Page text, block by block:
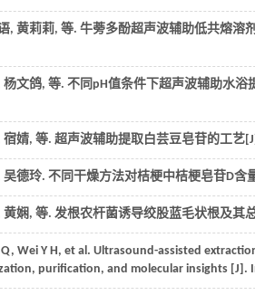
, 黄莉莉, 等. 牛蒡多酚超声波辅助低共熔溶
杨文鸽, 等. 不同pH值条件下超声波辅助水
宿婧, 等. 超声波辅助提取白芸豆皂苷的工艺
吴德玲. 不同干燥方法对桔梗中桔梗皂苷D含
黄娴, 等. 发根农杆菌诱导绞股蓝毛状根及其
, Wei Y H, et al. Ultrasound-assisted
purification, and molecular insights [J].